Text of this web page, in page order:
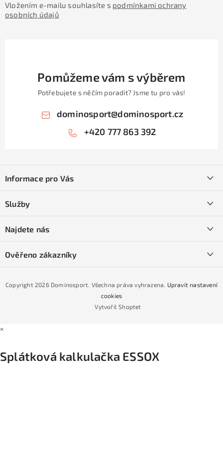
Vložením e-mailu souhlasíte s podmínkami ochrany
osobních údajů
Pomůžeme vám s výběrem
Potřebujete s něčím poradit? Jsme tu pro vás!
dominosport@dominosport.cz
+420 777 863 392
pInformace pro Vás
Obchodní podmínky
Podmínky GDPR
Podmínky nákupu na splátky ESSOX
Služby
Naše prodejna
Najdete nás
Ověřeno zákazníky
Vytvořil Shoptet
Copyright 2026 Dominosport. Všechna práva vyhrazena. Upravit nastavení
cookies
×
Splátková kalkulačka ESSOX